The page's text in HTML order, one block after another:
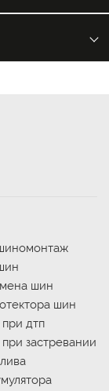
шин
шин
дтп
застревании